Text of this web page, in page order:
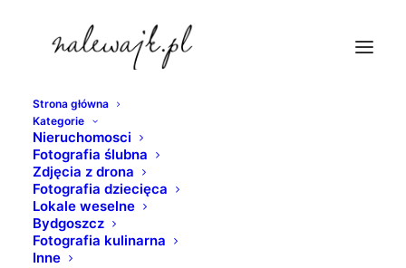
Strona główna
Kategorie
Nieruchomosci
Fotografia ślubna
Zdjęcia z drona
Fotografia dziecięca
Lokale weselne
Bydgoszcz
Fotografia kulinarna
Inne
event-bydgoszcz
Strona Główna
event-bydgoszcz